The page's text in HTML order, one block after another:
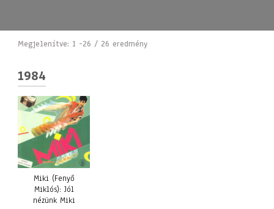
Megjelenítve: 1 -26 / 26 eredmény
1984
Miki (Fenyő
Miklós): Jól
nézünk Miki